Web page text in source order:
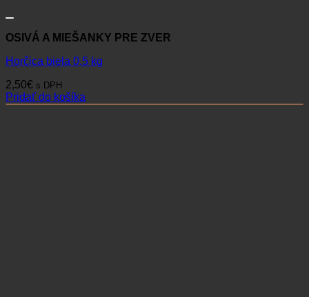
OSIVÁ A MIEŠANKY PRE ZVER
Horčica biela 0,5 kg
2,50€ s DPH
Pridať do košíka